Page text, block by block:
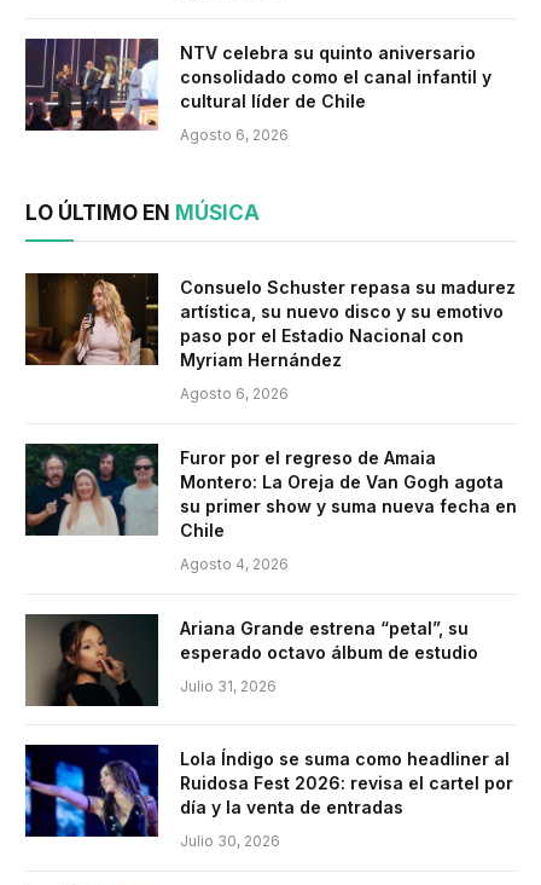
NTV celebra su quinto aniversario
consolidado como el canal infantil y
cultural líder de Chile
Agosto 6, 2026
LO ÚLTIMO EN MÚSICA
Consuelo Schuster repasa su madurez
artística, su nuevo disco y su emotivo
paso por el Estadio Nacional con
Myriam Hernández
Agosto 6, 2026
Furor por el regreso de Amaia
Montero: La Oreja de Van Gogh agota
su primer show y suma nueva fecha en
Chile
Agosto 4, 2026
Ariana Grande estrena “petal”, su
esperado octavo álbum de estudio
Julio 31, 2026
Lola Índigo se suma como headliner al
Ruidosa Fest 2026: revisa el cartel por
día y la venta de entradas
Julio 30, 2026